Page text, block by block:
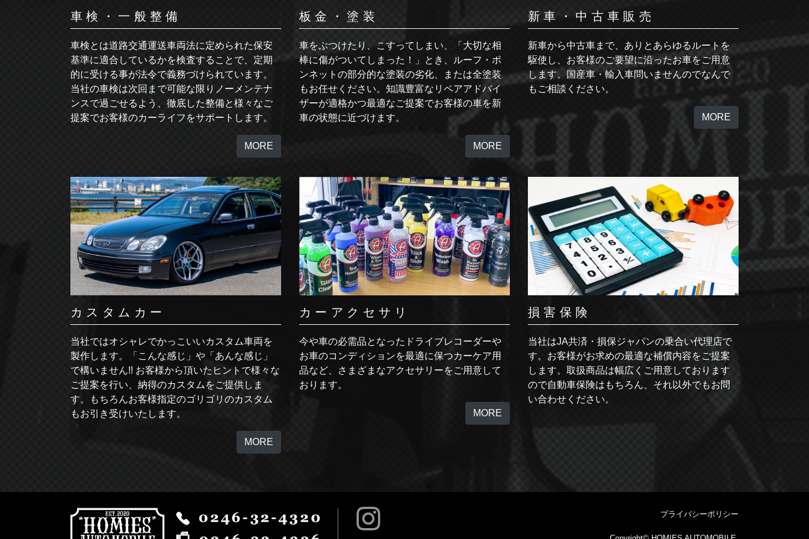
車検・一般整備
車検とは道路交通運送車両法に定められた保安
基準に適合しているかを検査することで、定期
的に受ける事が法令で義務づけられています。
当社の車検は次回まで可能な限りノーメンテナ
ンスで過ごせるよう、徹底した整備と様々なご
提案でお客様のカーライフをサポートします。
MORE
板金・塗装
車をぶつけたり、こすってしまい、「大切な相
棒に傷がついてしまった！」とき、ルーフ・ボ
ンネットの部分的な塗装の劣化、または全塗装
もお任せください。知識豊富なリペアアドバイ
ザーが適格かつ最適なご提案でお客様の車を新
車の状態に近づけます。
MORE
新車・中古車販売
新車から中古車まで、ありとあらゆるルートを
駆使し、お客様のご要望に沿ったお車をご用意
します。国産車・輸入車問いませんのでなんで
もご相談ください。
MORE
カスタムカー
当社ではオシャレでかっこいいカスタム車両を
製作します。「こんな感じ」や「あんな感じ」
で構いません!! お客様から頂いたヒントで様々な
ご提案を行い、納得のカスタムをご提供しま
す。もちろんお客様指定のゴリゴリのカスタム
もお引き受けいたします。
MORE
カーアクセサリ
今や車の必需品となったドライブレコーダーや
お車のコンディションを最適に保つカーケア用
品など、さまざまなアクセサリーをご用意して
おります。
MORE
損害保険
当社はJA共済・損保ジャパンの乗合い代理店で
す。お客様がお求めの最適な補償内容をご提案
します。取扱商品は幅広くご用意しております
ので自動車保険はもちろん、それ以外でもお問
い合わせください。
プライバシーポリシー